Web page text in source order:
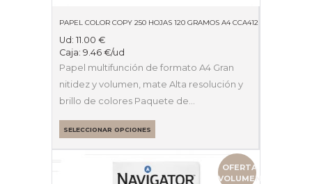
PAPEL COLOR COPY 250 HOJAS 120 GRAMOS A4 CCA4120
Ud: 11.00 €
Caja: 9.46 €/ud
Papel multifunción de formato A4 Gran
nitidez y volumen, mate Alta resolución y
brillo de colores Paquete de…
SELECCIONAR OPCIONES
OFERTA
VOLUMEN